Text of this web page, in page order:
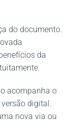
do documento.
da
acompanha o
digital.
nova via ou